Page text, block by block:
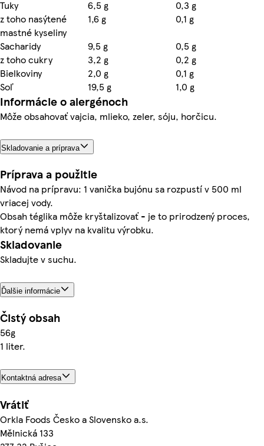
Tuky
6,5 g
0,3 g
z toho nasýtené
mastné kyseliny
1,6 g
0,1 g
Sacharidy
9,5 g
0,5 g
z toho cukry
3,2 g
0,2 g
Bielkoviny
2,0 g
0,1 g
Soľ
19,5 g 1,0 g
Informácie o alergénoch
Môže obsahovať vajcia, mlieko, zeler, sóju, horčicu.
Skladovanie a príprava
Príprava a použitie
Návod na prípravu: 1 vanička bujónu sa rozpustí v 500 ml
vriacej vody.
Obsah téglika môže kryštalizovať - je to prirodzený proces,
ktorý nemá vplyv na kvalitu výrobku.
Skladovanie
Skladujte v suchu.
Ďalšie informácie
Čistý obsah
56g
1 liter.
Kontaktná adresa
Vrátiť
Orkla Foods Česko a Slovensko a.s.
Mělnická 133